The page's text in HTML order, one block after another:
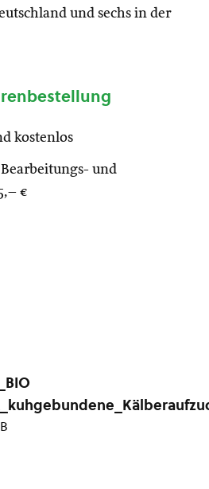
und sechs in der
kostenlos
und
€